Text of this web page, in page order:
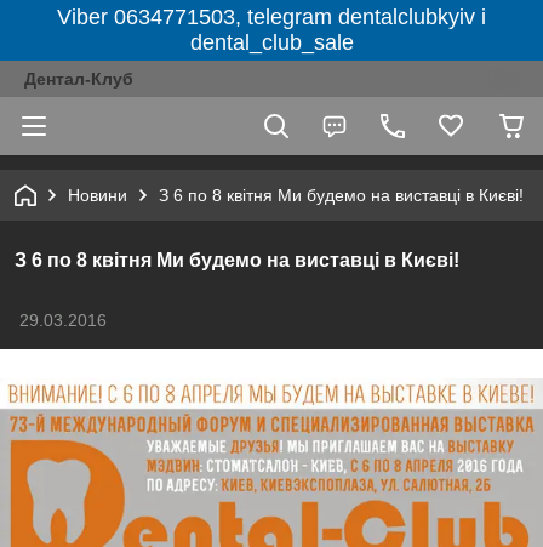
Viber 0634771503, telegram dentalclubkyiv і
dental_club_sale
Дентал-Клуб
Новини З 6 по 8 квітня Ми будемо на виставці в Києві!
З 6 по 8 квітня Ми будемо на виставці в Києві!
29.03.2016